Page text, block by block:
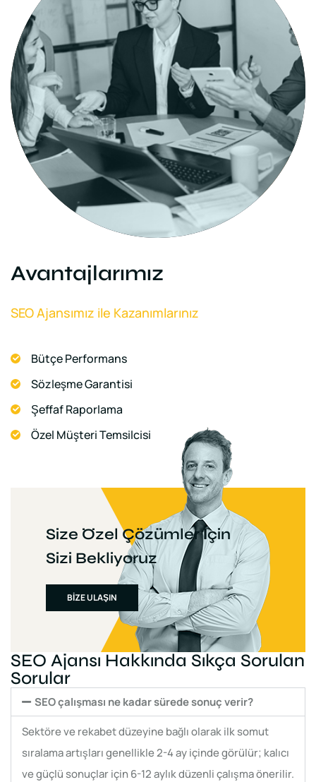
Avantajlarımız
SEO Ajansımız ile Kazanımlarınız
Bütçe Performans
Sözleşme Garantisi
Şeffaf Raporlama
Özel Müşteri Temsilcisi
Size Özel Çözümler İçin
Sizi Bekliyoruz
BİZE ULAŞIN
SEO Ajansı Hakkında Sıkça Sorulan
Sorular
SEO çalışması ne kadar sürede sonuç verir?
Sektöre ve rekabet düzeyine bağlı olarak ilk somut
sıralama artışları genellikle 2-4 ay içinde görülür; kalıcı
ve güçlü sonuçlar için 6-12 aylık düzenli çalışma önerilir.